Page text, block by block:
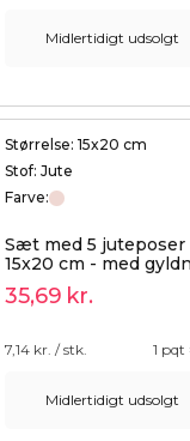
Midlertidigt udsolgt
Størrelse: 15x20 cm
Stof: Jute
Farve:
Sæt med 5 juteposer
15x20 cm - med
stjerner til gaver og
højtider
35,69 kr.
7,14 kr. / stk. 1 pqt
Midlertidigt udsolgt